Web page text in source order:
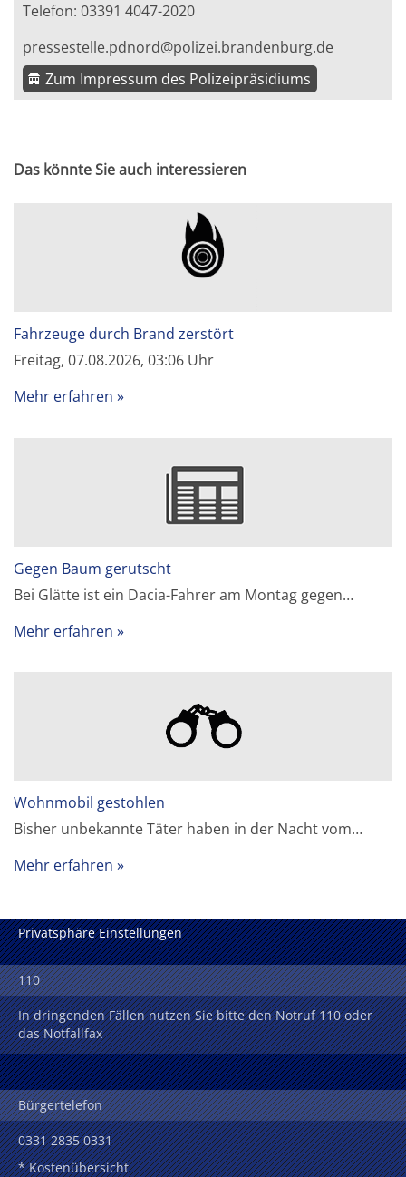
Telefon: 03391 4047-2020
pressestelle.pdnord@polizei.brandenburg.de
Zum Impressum des Polizeipräsidiums
Das könnte Sie auch interessieren
Fahrzeuge durch Brand zerstört
Freitag, 07.08.2026, 03:06 Uhr
Mehr erfahren
Gegen Baum gerutscht
Bei Glätte ist ein Dacia-Fahrer am Montag gegen…
Mehr erfahren
Wohnmobil gestohlen
Bisher unbekannte Täter haben in der Nacht vom…
Mehr erfahren
Privatsphäre Einstellungen
110
In dringenden Fällen nutzen Sie bitte den Notruf 110 oder
das Notfallfax
Bürgertelefon
0331 2835 0331
* Kostenübersicht